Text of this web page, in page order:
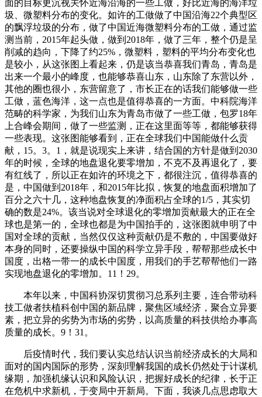
面的目标更沉视关怀近海沿海的一些工做，好比近海的海洋垃
圾、微塑料分布的变化。如许的工做做了中国沿海22个典型区
的飘浮垃圾的分布，做了中国近海微塑料分布的工做，通过监
测当前，2015年起头做，做到2018年，做了三年，整个仍是呈
削减的趋向，下降了约25%，微塑料，塑料的平均分布变化也
是较小，从这张图上看起来，仍是该当恭喜我们青岛，青岛是
出来一个最小的峰度，也能够恭喜山东，山东除了东营以外，
其他的圈也很小，东营留意了，市长正在的话我们能够做一些
工做，蓝色海洋，这一点也是值得恭喜的一方面。中科院海洋
范畴的科学家，为我们山东为青岛市做了一些工做，包罗18年
上合峰会期间，做了一些监测，正在这里面等等，都能够获得
一些表现。这张图能够看到，正在全球我们中国能做什么贡
献，15。3。1，就是说现实上来讲，结合国的方针是做到2030
年的时候，全球的地盘退化要零增加，不克不及再退化了，要
有红线了，所以正在如许的环境之下，都很注沉，值得恭喜的
是，中国做到2018年，和2015年比拟，恢复的地盘面积增加了
百分之六十几，这种地盘恢复的净面积占全球的1/5，其实切
确的数是24%。该当说对全球退化的零增加贡献最大的正在全
球也是第一的，全球也都是为中国拍手的，这张图就申明了中
国对全球的贡献，当然仅仅这种贡献仍是不敷的，中国要做好
本身的同时，还要操纵中国的科学立异手段，帮帮那些成长中
国度，出格一带一的成长中国度，用我们的手艺帮帮他们一路
实现地盘退化的零增加。11！29。
本年以来，中国科协深切贯彻习总系列主要，连合带动科
技工做者扶植科创中国的新品牌，聚焦区域经济，聚合立异要
素，把立异的劣势为市场的劣势，以高质量的科技供给办事高
质量的成长。9！31。
后疫情时代，我们要认实总结认识当前经济成长的大局和
面对的国内国际的形势，深刻理解我国的成长仍然处于计谋机
缘期，加强机缘认识和风险认识，把握好成长的纪律，长于正
在危机中求新机，于变局中开新局。下面，我谈几点思虑取大